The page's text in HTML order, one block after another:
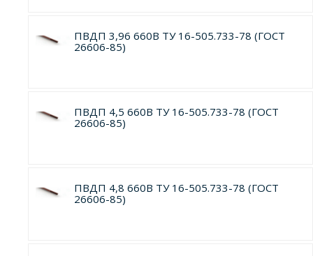
ПВДП 3,96 660В ТУ 16-505.733-78 (ГОСТ
26606-85)
ПВДП 4,5 660В ТУ 16-505.733-78 (ГОСТ
26606-85)
ПВДП 4,8 660В ТУ 16-505.733-78 (ГОСТ
26606-85)